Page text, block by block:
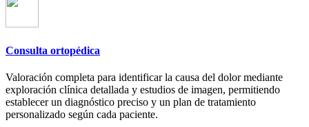
Consulta ortopédica
Valoración completa para identificar la causa del dolor mediante
exploración clínica detallada y estudios de imagen, permitiendo
establecer un diagnóstico preciso y un plan de tratamiento
personalizado según cada paciente.